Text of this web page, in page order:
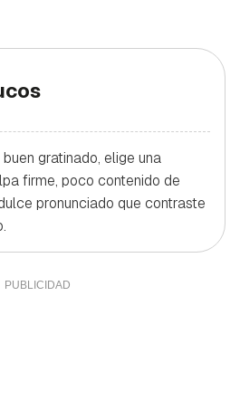
gratinado, elige una
firme, poco contenido de
pronunciado que contraste